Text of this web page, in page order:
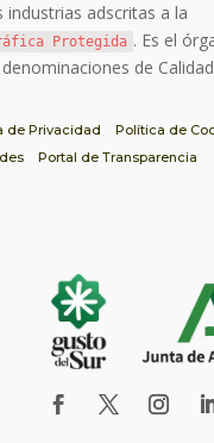
industrias adscritas a la
Protegida . Es el
de
de Privacidad
Política de
Portal de Transparencia